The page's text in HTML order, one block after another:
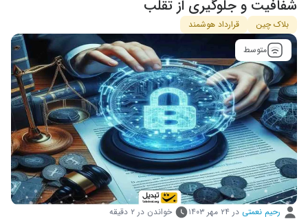
شفافیت و جلوگیری از تقلب
بلاک چین
قرارداد هوشمند
متوسط
رحیم نعمتی در ۲۴ مهر ۱۴۰۳ خواندن در ۲ دقیقه